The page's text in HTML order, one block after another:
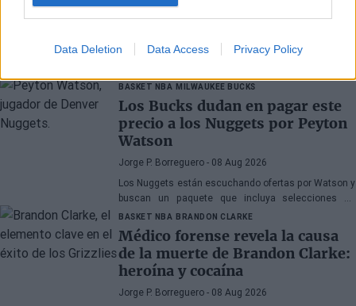
Data Deletion Data Access Privacy Policy
Últimos artículos
BASKET NBA MILWAUKEE BUCKS
Los Bucks dudan en pagar este
precio a los Nuggets por Peyton
Watson
Jorge P. Borreguero - 08 Aug 2026
Los Nuggets están escuchando ofertas por Watson y
buscan un paquete que incluya selecciones de
primera ronda, jóvenes talentos o una combinación
de ambos
BASKET NBA BRANDON CLARKE
Médico forense revela la causa
de la muerte de Brandon Clarke:
heroína y cocaína
Jorge P. Borreguero - 08 Aug 2026